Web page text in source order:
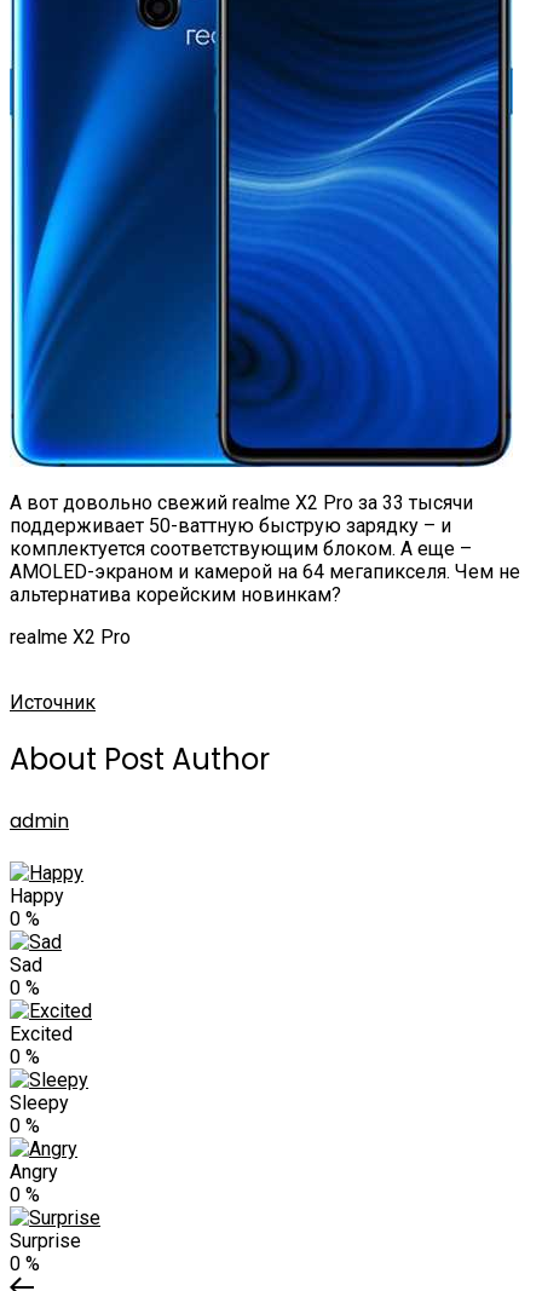
А вот довольно свежий realme X2 Pro за 33 тысячи
поддерживает 50-ваттную быструю зарядку – и
комплектуется соответствующим блоком. А еще –
AMOLED-экраном и камерой на 64 мегапикселя. Чем не
альтернатива корейским новинкам?
realme X2 Pro
Источник
About Post Author
admin
Happy
0 %
Sad
0 %
Excited
0 %
Sleepy
0 %
Angry
0 %
Surprise
0 %